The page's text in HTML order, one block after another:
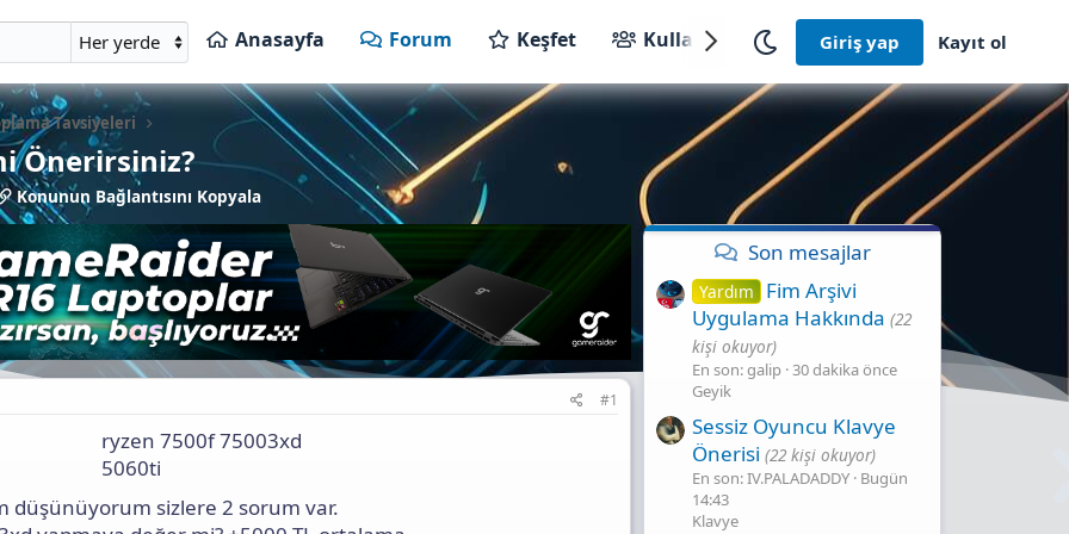
Anasayfa Forum Keşfet Kullanıcılar Giriş yap Kayıt ol
Tavsiyeleri
Önerirsiniz?
K
o
u
n
u
n
B
a
s
Konunun Bağlantısını Kopyala
#1
ryzen 7500f 75003xd
5060ti
düşünüyorum sizlere 2 sorum var.
Son mesajlar
Yardım
Fim Arşivi
Uygulama Hakkında (22
kişi okuyor)
En son: galip 30 dakika önce
Geyik
Sessiz Oyuncu Klavye
Önerisi (22 kişi okuyor)
En son: IV.PALADADDY Bugün
14:43
Klavye